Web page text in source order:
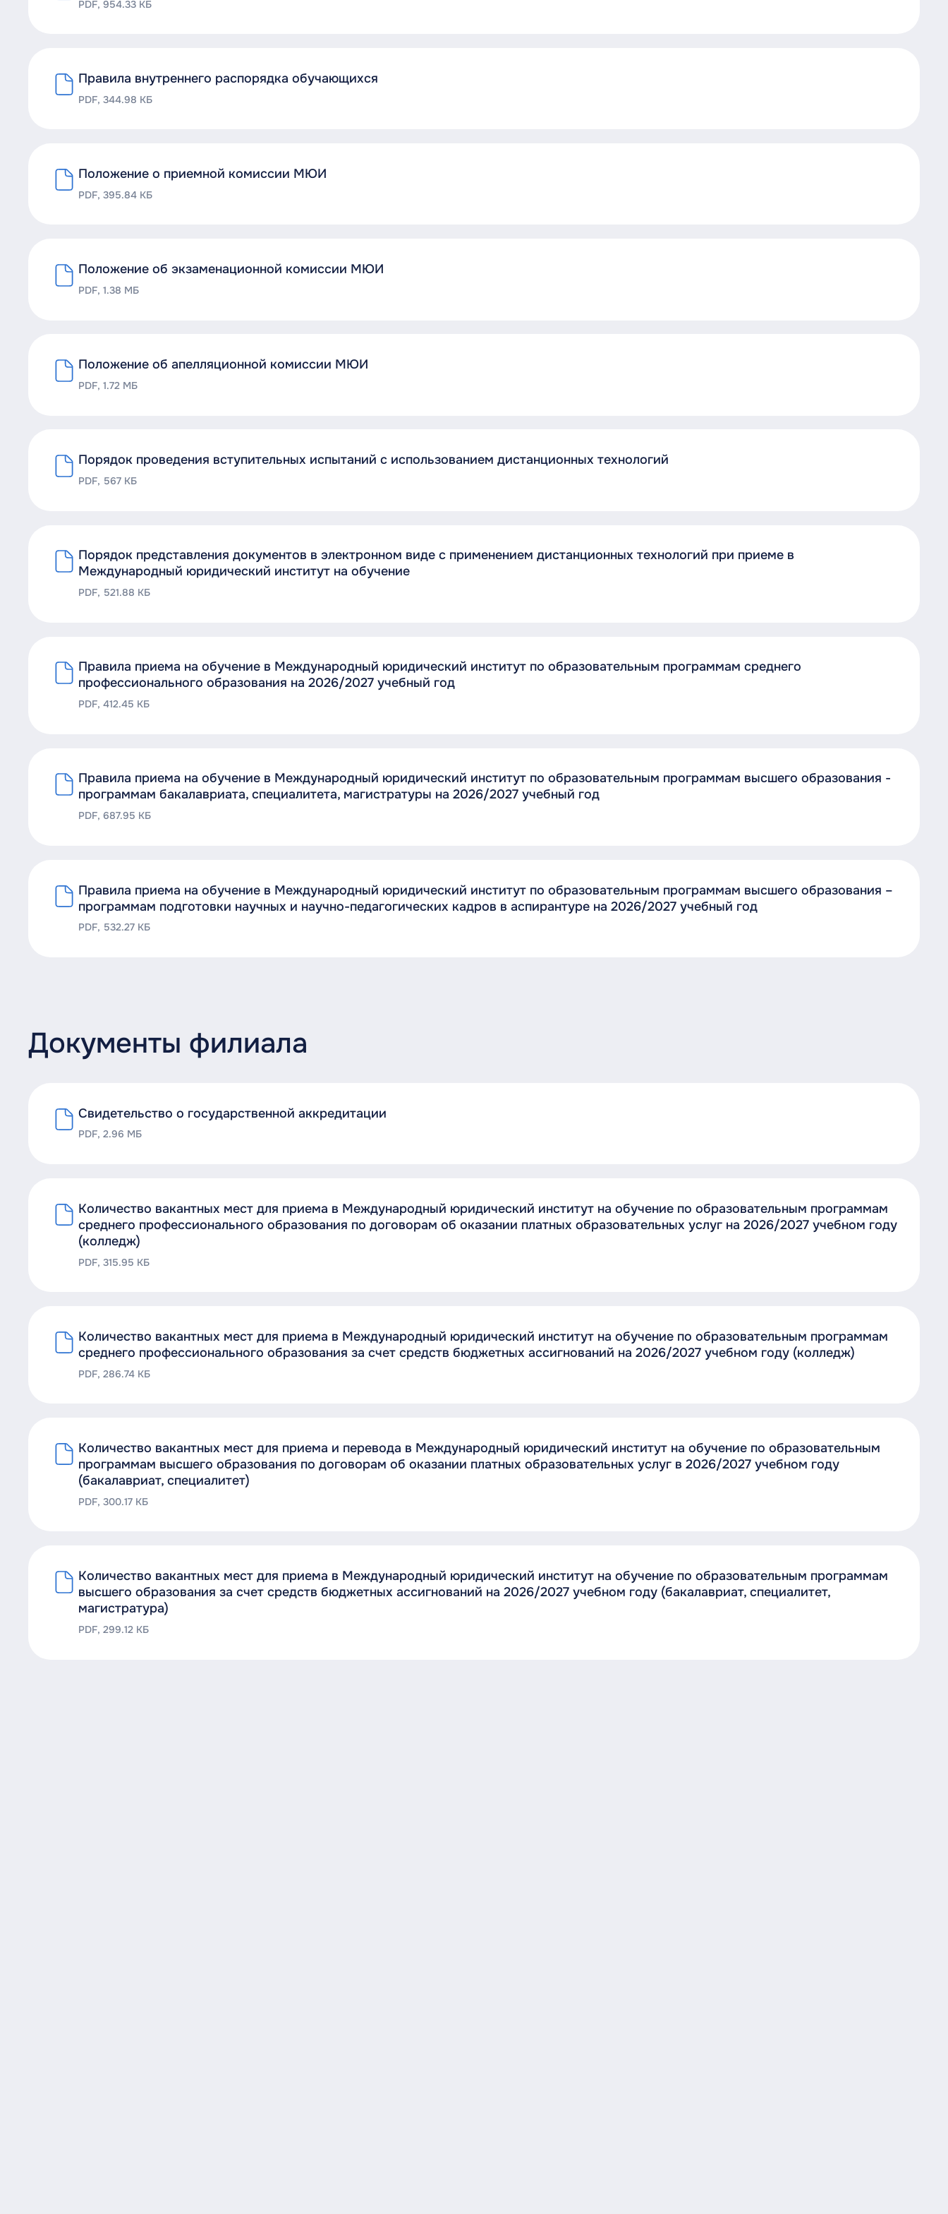
PDF, 954.33 КБ
Правила внутреннего распорядка обучающихся
PDF, 344.98 КБ
Положение о приемной комиссии МЮИ
PDF, 395.84 КБ
Положение об экзаменационной комиссии МЮИ
PDF, 1.38 МБ
Положение об апелляционной комиссии МЮИ
PDF, 1.72 МБ
Порядок проведения вступительных испытаний с использованием дистанционных технологий
PDF, 567 КБ
Порядок представления документов в электронном виде с применением дистанционных технологий при приеме в
Международный юридический институт на обучение
PDF, 521.88 КБ
Правила приема на обучение в Международный юридический институт по образовательным программам среднего
профессионального образования на 2026/2027 учебный год
PDF, 412.45 КБ
Правила приема на обучение в Международный юридический институт по образовательным программам высшего образования -
программам бакалавриата, специалитета, магистратуры на 2026/2027 учебный год
PDF, 687.95 КБ
Правила приема на обучение в Международный юридический институт по образовательным программам высшего образования –
программам подготовки научных и научно-педагогических кадров в аспирантуре на 2026/2027 учебный год
PDF, 532.27 КБ
Документы филиала
Свидетельство о государственной аккредитации
PDF, 2.96 МБ
Количество вакантных мест для приема в Международный юридический институт на обучение по образовательным программам
среднего профессионального образования по договорам об оказании платных образовательных услуг на 2026/2027 учебном году
(колледж)
PDF, 315.95 КБ
Количество вакантных мест для приема в Международный юридический институт на обучение по образовательным программам
среднего профессионального образования за счет средств бюджетных ассигнований на 2026/2027 учебном году (колледж)
PDF, 286.74 КБ
Количество вакантных мест для приема и перевода в Международный юридический институт на обучение по образовательным
программам высшего образования по договорам об оказании платных образовательных услуг в 2026/2027 учебном году
(бакалавриат, специалитет)
PDF, 300.17 КБ
Количество вакантных мест для приема в Международный юридический институт на обучение по образовательным программам
высшего образования за счет средств бюджетных ассигнований на 2026/2027 учебном году (бакалавриат, специалитет,
магистратура)
PDF, 299.12 КБ